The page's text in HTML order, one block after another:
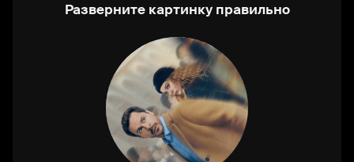
Разверните картинку правильно